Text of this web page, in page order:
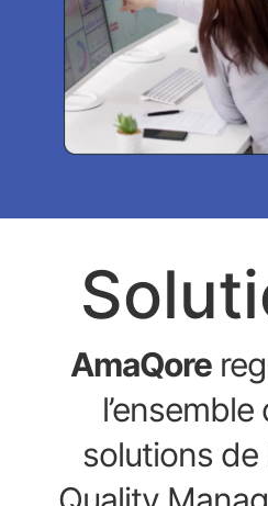
AmaQore
l’ensemble
solutions de